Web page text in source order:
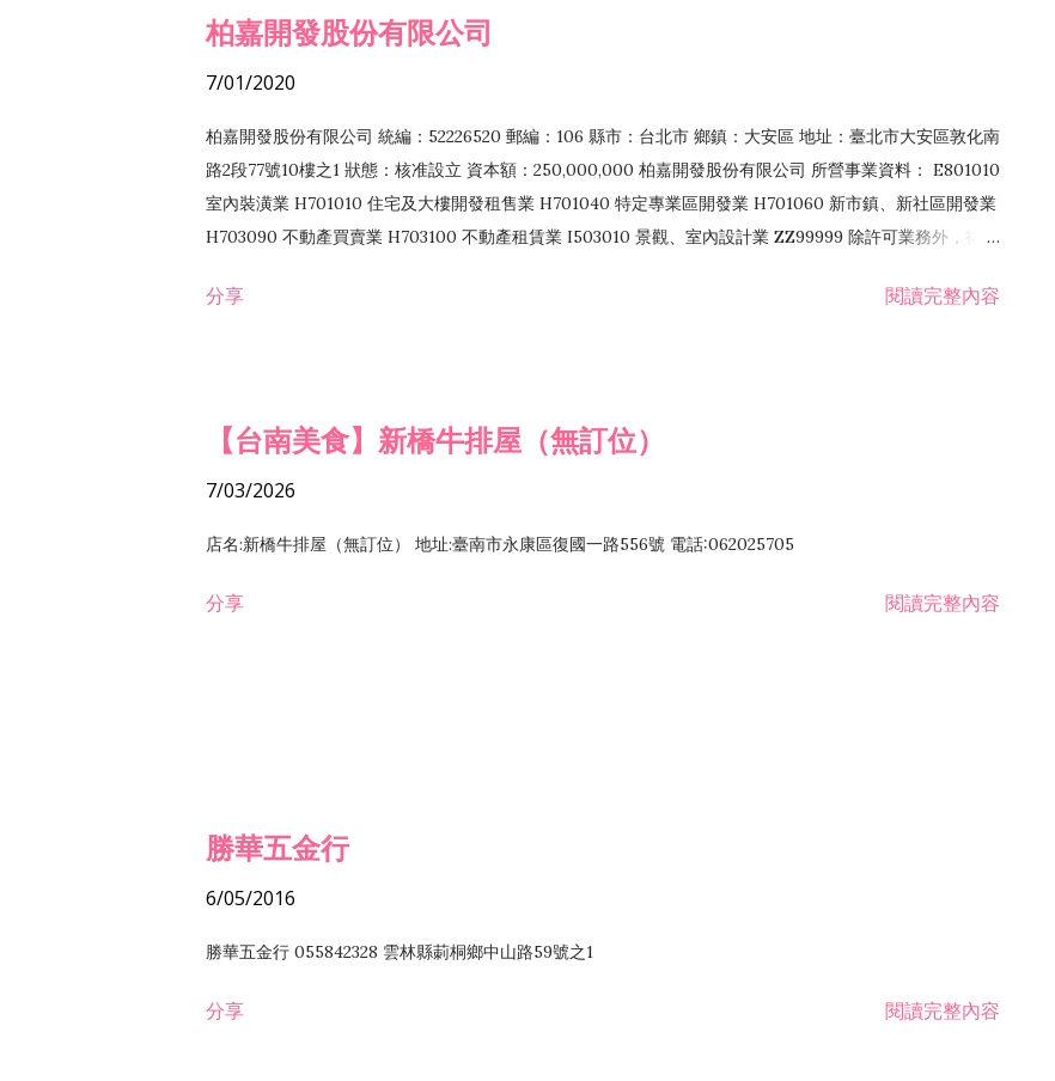
柏嘉開發股份有限公司
7/01/2020
柏嘉開發股份有限公司 統編：52226520 郵編：106 縣市：台北市 鄉鎮：大安區 地址：臺北市大安區敦化南
路2段77號10樓之1 狀態：核准設立 資本額：250,000,000 柏嘉開發股份有限公司 所營事業資料： E801010
室內裝潢業 H701010 住宅及大樓開發租售業 H701040 特定專業區開發業 H701060 新市鎮、新社區開發業
H703090 不動產買賣業 H703100 不動產租賃業 I503010 景觀、室內設計業 ZZ99999 除許可業務外，得經
分享 閱讀完整內容
【台南美食】新橋牛排屋（無訂位）
7/03/2026
店名:新橋牛排屋（無訂位） 地址:臺南市永康區復國一路556號 電話:062025705
分享 閱讀完整內容
勝華五金行
6/05/2016
勝華五金行 055842328 雲林縣莿桐鄉中山路59號之1
分享 閱讀完整內容